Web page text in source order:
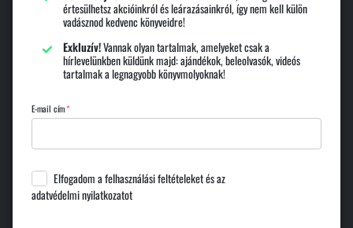
értesülhetsz akcióinkról és leárazásainkról, így nem kell külön
vadásznod kedvenc könyveidre!
Exkluzív!Vannak olyan tartalmak, amelyeket csak a
hírlevelünkben küldünk majd: ajándékok, beleolvasók, videós
tartalmak a legnagyobb könyvmolyoknak!
E-mail cím
Elfogadom afelhasználási feltételeketés az
adatvédelmi nyilatkozatot